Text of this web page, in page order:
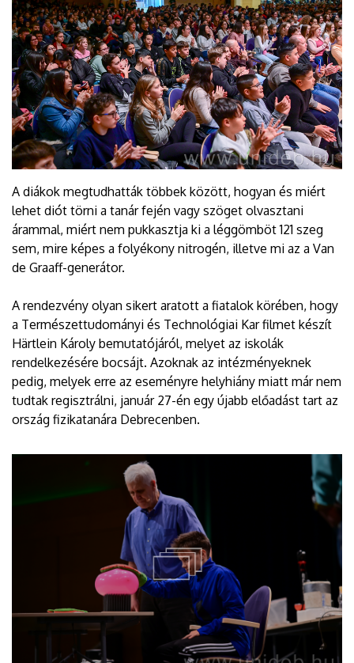
A diákok megtudhatták többek között, hogyan és miért
lehet diót törni a tanár fején vagy szöget olvasztani
árammal, miért nem pukkasztja ki a léggömböt 121 szeg
sem, mire képes a folyékony nitrogén, illetve mi az a Van
de Graaff-generátor.
A rendezvény olyan sikert aratott a fiatalok körében, hogy
a Természettudományi és Technológiai Kar filmet készít
Härtlein Károly bemutatójáról, melyet az iskolák
rendelkezésére bocsájt. Azoknak az intézményeknek
pedig, melyek erre az eseményre helyhiány miatt már nem
tudtak regisztrálni, január 27-én egy újabb előadást tart az
ország fizikatanára Debrecenben.